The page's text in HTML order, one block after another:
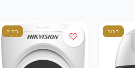
جديد جديد